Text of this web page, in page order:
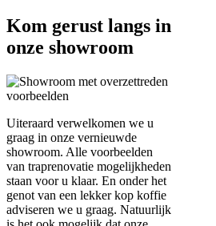
Kom gerust langs in
onze showroom
Uiteraard verwelkomen we u
graag in onze vernieuwde
showroom. Alle voorbeelden
van traprenovatie mogelijkheden
staan voor u klaar. En onder het
genot van een lekker kop koffie
adviseren we u graag. Natuurlijk